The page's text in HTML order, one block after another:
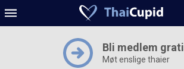
Bli medlem
Møt enslige thaier